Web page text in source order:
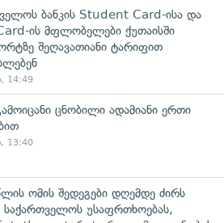
ბანკის Student Card-ისა და
ის მფლობელები ქუთაისში
შეღავათიანი ტარიფით
14:49
ცნობილი ადამიანი ერთი
13:40
ომის შედეგები დღემდე ძირს
საქართველოს უსაფრთხოებას,